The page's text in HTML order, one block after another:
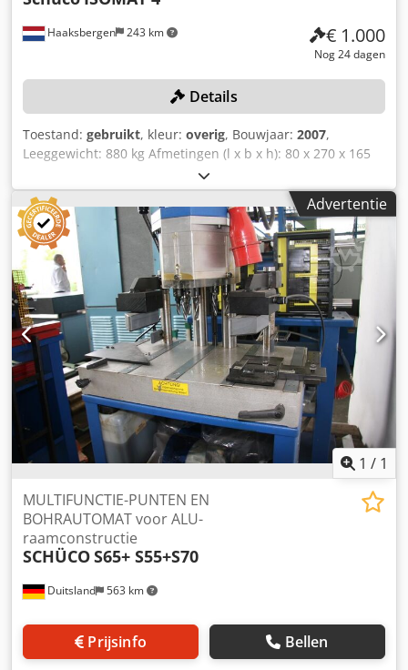
Haaksbergen 243 km € 1.000
Nog 24 dagen
Details
Toestand: gebruikt, kleur: overig, Bouwjaar: 2007,
Leeggewicht: 880 kg Afmetingen (l x b x h): 80 x 270 x 165
cm Serienummer: 792-479 Lengte: 800 mm Breedte: 2700
mm Hoogte: 1650 mm Gewicht machine: 880 kg Dsdpfx
Ajzm H Dyodqekr Stroomaansluiting: 380 V Inclusief
rollenbanen voor het aan- en afvoeren van producten
Totale breedte inclusief rollenbanen: 19 meter
Advertentie
1 / 1
Duitsland 563 km
MULTIFUNCTIE-PUNTEN EN
BOHRAUTOMAT voor ALU-
raamconstructie
SCHÜCOS65+ S55+S70
Prijsinfo Bellen